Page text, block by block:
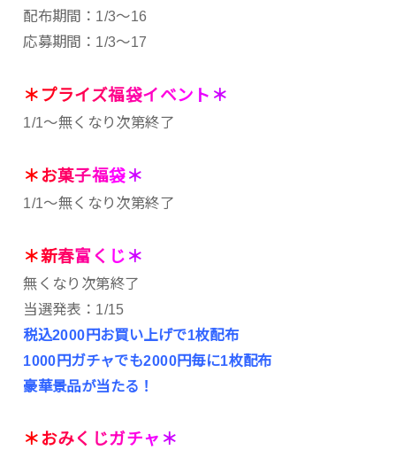
配布期間：1/3～16
応募期間：1/3～17
＊ プライズ福袋イベン ト ＊
1/1～無くなり次第終了
＊ お菓子福袋＊
1/1～無くなり次第終了
＊新春富く じ ＊
無くなり次第終了
当選発表：1/15
税込2000円お買い上げで1枚配布
1000円ガチャでも2000円毎に1枚配布
豪華景品が当たる！
＊ おみく じガチャ ＊